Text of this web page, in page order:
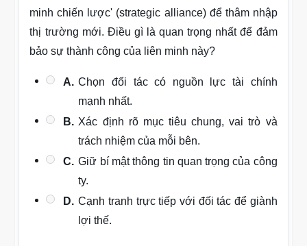
minh chiến lược' (strategic alliance) để thâm nhập
thị trường mới. Điều gì là quan trọng nhất để đảm
bảo sự thành công của liên minh này?
A. Chọn đối tác có nguồn lực tài chính
mạnh nhất.
B. Xác định rõ mục tiêu chung, vai trò và
trách nhiệm của mỗi bên.
C. Giữ bí mật thông tin quan trọng của công
ty.
D. Cạnh tranh trực tiếp với đối tác để giành
lợi thế.